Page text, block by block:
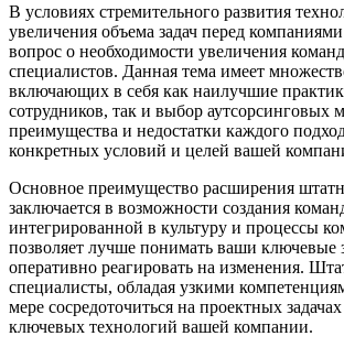
В условиях стремительного развития
увеличения объема задач перед компаниями
вопрос о необходимости увеличения
специалистов. Данная тема имеет
включающих в себя как наилучшие
сотрудников, так и выбор аутсорсинговых
преимущества и недостатки каждого
конкретных условий и целей вашей
Основное преимущество расширения
заключается в возможности создания
интегрированной в культуру и процессы
позволяет лучше понимать ваши ключевые
оперативно реагировать на изменения.
специалисты, обладая узкими
мере сосредоточиться на проектных
ключевых технологий вашей компании.